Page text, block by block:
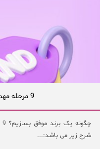
9 مرحله مهم ساخت برند موفق
شرح زیر می باشد:...